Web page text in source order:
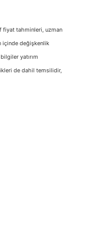
fiyat tahminleri, uzman
içinde değişkenlik
yatırım
de dahil temsilidir,